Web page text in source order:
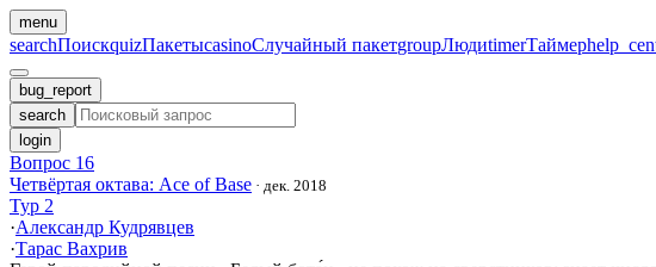
menu
searchПоискquizПакетыcasinoСлучайный пакетgroupЛюдиtimerТаймер
bug_report
search
login
Вопрос 16
Четвёртая октава: Ace of Base · дек. 2018
Тур 2
·Александр Кудрявцев
·Тарас Вахрив